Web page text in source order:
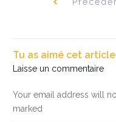
Tu as aimé cet article
Laisse un commentaire
Your email address will
marked